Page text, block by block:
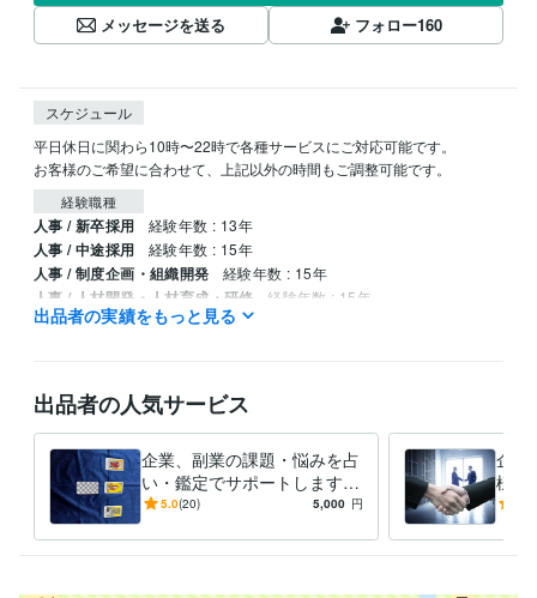
メッセージを送る
フォロー160
スケジュール
平日休日に関わら10時〜22時で各種サービスにご対応可能です。
お客様のご希望に合わせて、上記以外の時間もご調整可能です。
経験職種
人事 / 新卒採用 経験年数 : 13年
人事 / 中途採用 経験年数 : 15年
人事 / 制度企画・組織開発 経験年数 : 15年
人事 / 人材開発・人材育成・研修 経験年数 : 15年
生産・品質管理 / 生産技術・製造技術
得意分野
学習指導・資格・キャリア相談
仕事・人生の悩み
占い タロット占い
仕事、恋愛、金運
学歴
名古屋工業大学 1981年3月 ~ 1985年2月
出品者の実績をもっと見る
出品者の人気サービス
企業、副業の課題・悩みを占
い・鑑定でサポートします
重要な経営課題の悩みを占
う。
5.0(20) 5,000 円
企業
様々
コン
受け